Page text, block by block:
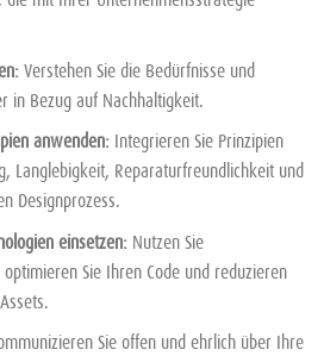
Verstehen Sie die Bedürfnisse und
in Bezug auf Nachhaltigkeit.
anwenden:Integrieren Sie Prinzipien
Langlebigkeit, Reparaturfreundlichkeit und
Designprozess.
einsetzen:Nutzen Sie
Sie Ihren Code und reduzieren
Sie offen und ehrlich über Ihre